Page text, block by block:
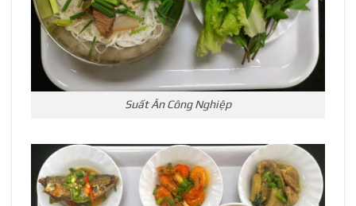
Suất Ăn Công Nghiệp